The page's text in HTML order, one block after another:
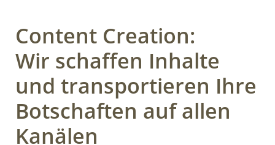
Content Creation:
Wir schaffen Inhalte
und transportieren Ihre
Botschaften auf allen
Kanälen